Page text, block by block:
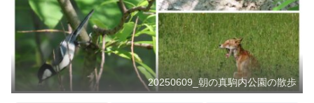
20250609_朝の真駒内公園の散歩